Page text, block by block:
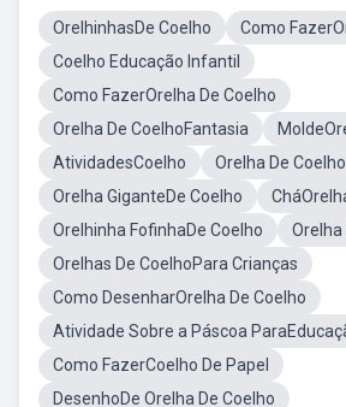
OrelhinhasDe Coelho
Como
Coelho Educação Infantil
Como FazerOrelha De Coelho
Orelha De CoelhoFantasia
AtividadesCoelho
Orelha De
Orelha GiganteDe Coelho
Orelhinha FofinhaDe Coelho
Orelha
Orelhas De CoelhoPara Crianças
Como DesenharOrelha De Coelho
Atividade Sobre a Páscoa
Como FazerCoelho De Papel
DesenhoDe Orelha De Coelho